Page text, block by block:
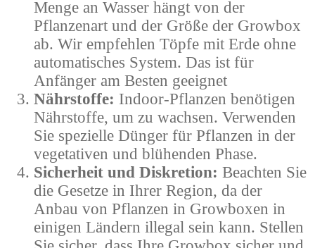
Menge an Wasser hängt von der
Pflanzenart und der Größe der Growbox
ab. Wir empfehlen Töpfe mit Erde ohne
automatisches System. Das ist für
Anfänger am Besten geeignet
Nährstoffe: Indoor-Pflanzen benötigen
Nährstoffe, um zu wachsen. Verwenden
Sie spezielle Dünger für Pflanzen in der
vegetativen und blühenden Phase.
Sicherheit und Diskretion: Beachten Sie
die Gesetze in Ihrer Region, da der
Anbau von Pflanzen in Growboxen in
einigen Ländern illegal sein kann. Stellen